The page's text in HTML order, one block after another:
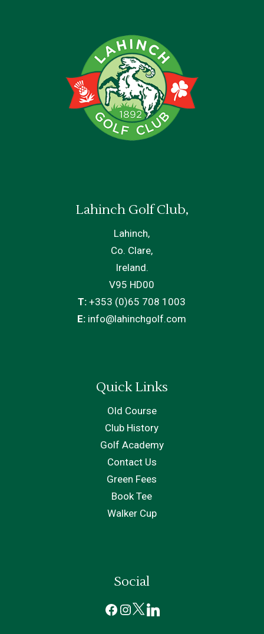
Lahinch Golf Club,
Lahinch,
Co. Clare,
Ireland.
V95 HD00
T: +353 (0)65 708 1003
E: info@lahinchgolf.com
Quick Links
Old Course
Club History
Golf Academy
Contact Us
Green Fees
Book Tee
Walker Cup
Social